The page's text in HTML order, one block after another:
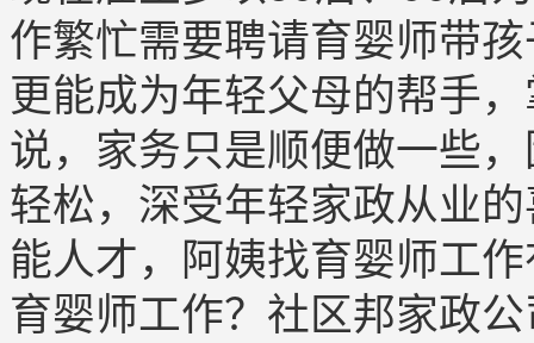
作繁忙需要聘请育婴师带
更能成为年轻父母的帮手
说，家务只是顺便做一些
轻松，深受年轻家政从业
能人才，阿姨找育婴师工
育婴师工作？社区邦家政